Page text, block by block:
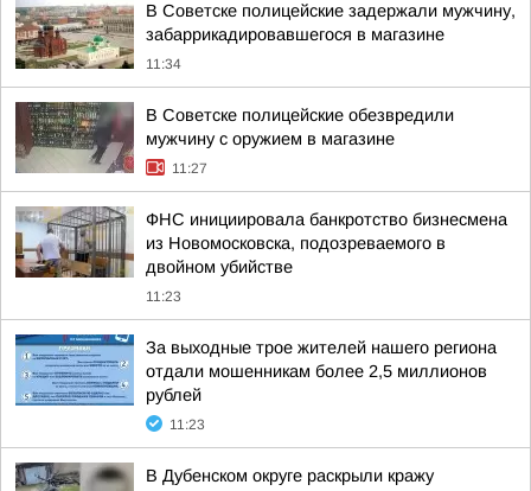
В Советске полицейские задержали мужчину,
забаррикадировавшегося в магазине
11:34
В Советске полицейские обезвредили
мужчину с оружием в магазине
11:27
ФНС инициировала банкротство бизнесмена
из Новомосковска, подозреваемого в
двойном убийстве
11:23
За выходные трое жителей нашего региона
отдали мошенникам более 2,5 миллионов
рублей
11:23
В Дубенском округе раскрыли кражу